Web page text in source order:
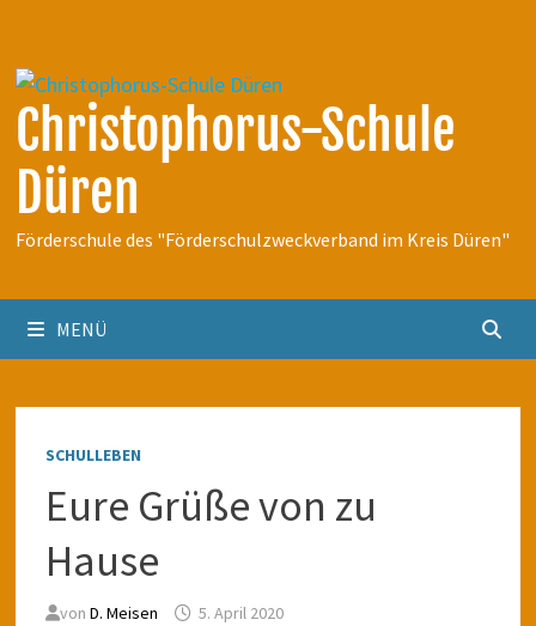
springen
Christophorus-Schule
Düren
Förderschule des "Förderschulzweckverband im Kreis Düren"
MENÜ
SCHULLEBEN
Eure Grüße von zu
Hause
von D. Meisen 5. April 2020